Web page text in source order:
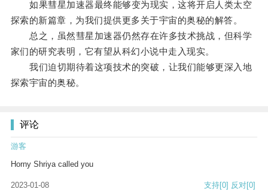
如果彗星加速器最终能够变为现实，这将开启人类太空
探索的新篇章，为我们提供更多关于宇宙的奥秘的解答。
总之，虽然彗星加速器仍然存在许多技术挑战，但科学
家们的研究表明，它有望从科幻小说中走入现实。
我们迫切期待着这项技术的突破，让我们能够更深入地
探索宇宙的奥秘。
评论
游客
Horny Shriya called you
2023-01-08 支持[0] 反对[0]